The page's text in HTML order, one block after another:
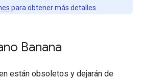
para obtener más detalles.
Banana
están obsoletos y dejarán de